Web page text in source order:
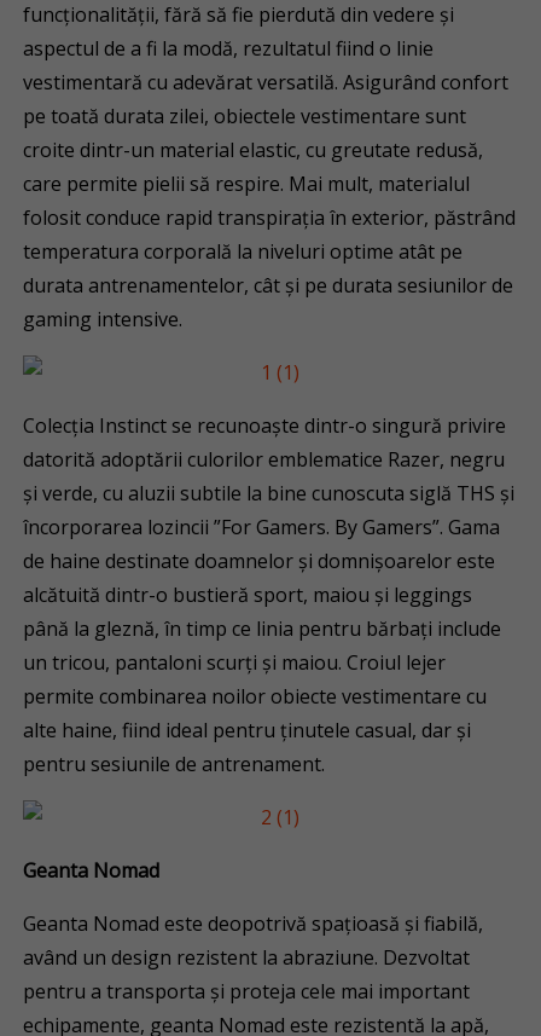
funcționalității, fără să fie pierdută din vedere și
aspectul de a fi la modă, rezultatul fiind o linie
vestimentară cu adevărat versatilă. Asigurând confort
pe toată durata zilei, obiectele vestimentare sunt
croite dintr-un material elastic, cu greutate redusă,
care permite pielii să respire. Mai mult, materialul
folosit conduce rapid transpirația în exterior, păstrând
temperatura corporală la niveluri optime atât pe
durata antrenamentelor, cât și pe durata sesiunilor de
gaming intensive.
Colecția Instinct se recunoaște dintr-o singură privire
datorită adoptării culorilor emblematice Razer, negru
și verde, cu aluzii subtile la bine cunoscuta siglă THS și
încorporarea lozincii ”For Gamers. By Gamers”. Gama
de haine destinate doamnelor și domnișoarelor este
alcătuită dintr-o bustieră sport, maiou și leggings
până la gleznă, în timp ce linia pentru bărbați include
un tricou, pantaloni scurți și maiou. Croiul lejer
permite combinarea noilor obiecte vestimentare cu
alte haine, fiind ideal pentru ținutele casual, dar și
pentru sesiunile de antrenament.
Geanta Nomad
Geanta Nomad este deopotrivă spațioasă și fiabilă,
având un design rezistent la abraziune. Dezvoltat
pentru a transporta și proteja cele mai important
echipamente, geanta Nomad este rezistentă la apă,